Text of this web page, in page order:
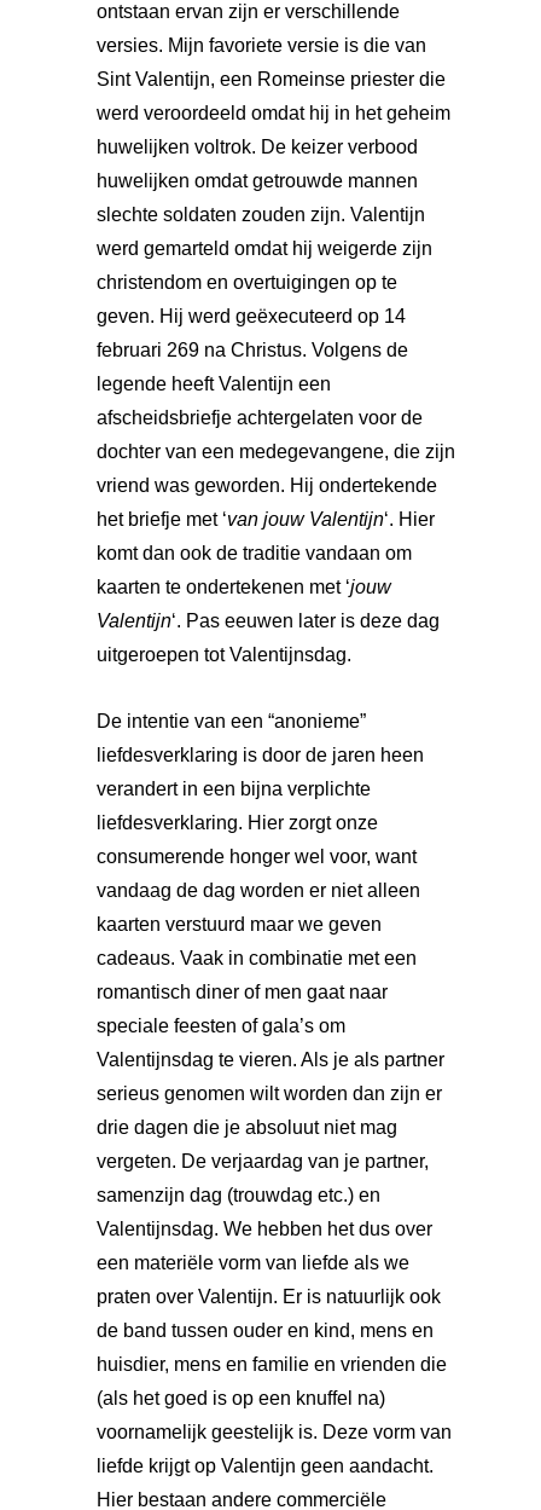
ontstaan ervan zijn er verschillende
versies. Mijn favoriete versie is die van
Sint Valentijn, een Romeinse priester die
werd veroordeeld omdat hij in het geheim
huwelijken voltrok. De keizer verbood
huwelijken omdat getrouwde mannen
slechte soldaten zouden zijn. Valentijn
werd gemarteld omdat hij weigerde zijn
christendom en overtuigingen op te
geven. Hij werd geëxecuteerd op 14
februari 269 na Christus. Volgens de
legende heeft Valentijn een
afscheidsbriefje achtergelaten voor de
dochter van een medegevangene, die zijn
vriend was geworden. Hij ondertekende
het briefje met ‘van jouw Valentijn‘. Hier
komt dan ook de traditie vandaan om
kaarten te ondertekenen met ‘jouw
Valentijn‘. Pas eeuwen later is deze dag
uitgeroepen tot Valentijnsdag.
De intentie van een “anonieme”
liefdesverklaring is door de jaren heen
verandert in een bijna verplichte
liefdesverklaring. Hier zorgt onze
consumerende honger wel voor, want
vandaag de dag worden er niet alleen
kaarten verstuurd maar we geven
cadeaus. Vaak in combinatie met een
romantisch diner of men gaat naar
speciale feesten of gala’s om
Valentijnsdag te vieren. Als je als partner
serieus genomen wilt worden dan zijn er
drie dagen die je absoluut niet mag
vergeten. De verjaardag van je partner,
samenzijn dag (trouwdag etc.) en
Valentijnsdag. We hebben het dus over
een materiële vorm van liefde als we
praten over Valentijn. Er is natuurlijk ook
de band tussen ouder en kind, mens en
huisdier, mens en familie en vrienden die
(als het goed is op een knuffel na)
voornamelijk geestelijk is. Deze vorm van
liefde krijgt op Valentijn geen aandacht.
Hier bestaan andere commerciële